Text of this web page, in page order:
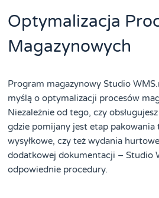
Optymalizacja
Magazynowych
Program magazynowy Studio
myślą o optymalizacji procesów
Niezależnie od tego, czy
gdzie pomijany jest etap
wysyłkowe, czy też wydania
dodatkowej dokumentacji – Studio
odpowiednie procedury.